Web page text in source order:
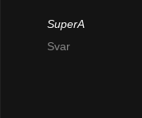
SuperA
Svar